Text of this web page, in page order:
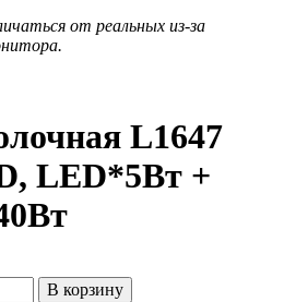
от реальных из-за
L1647
LED*5Вт +
В корзину